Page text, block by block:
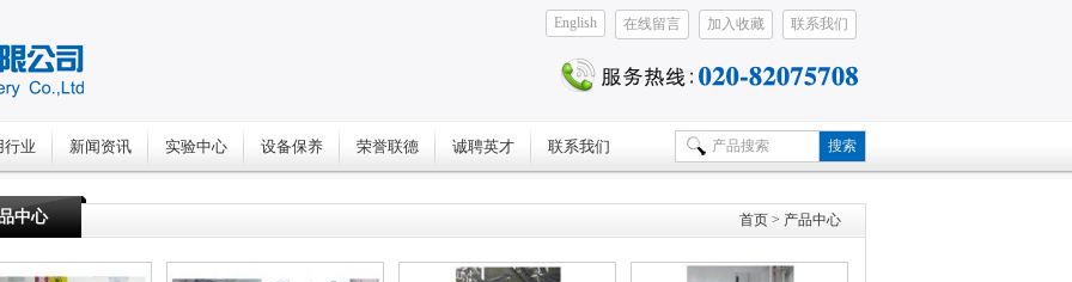
English 在线留言 加入收藏 联系我们
行业 新闻资讯 实验中心 设备保养 荣誉联德 诚聘英才 联系我们
首页 > 产品中心
中心